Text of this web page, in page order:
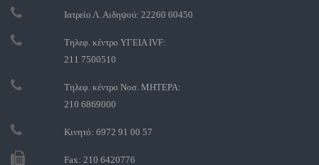
Ιατρείο Λ. Αιδηψού: 22260 60450
Τηλεφ. κέντρο ΥΓΕΙΑ IVF:
211 7500510
Τηλεφ. κέντρο Νοσ. ΜΗΤΕΡΑ:
210 6869000
Κινητό: 6972 91 00 57
Fax: 210 6420776